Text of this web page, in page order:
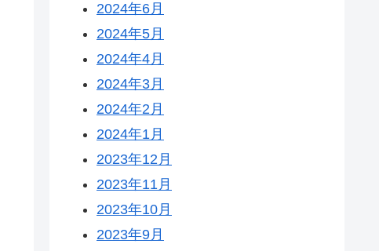
2024年6月
2024年5月
2024年4月
2024年3月
2024年2月
2024年1月
2023年12月
2023年11月
2023年10月
2023年9月